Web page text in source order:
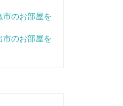
のお部屋を
のお部屋を